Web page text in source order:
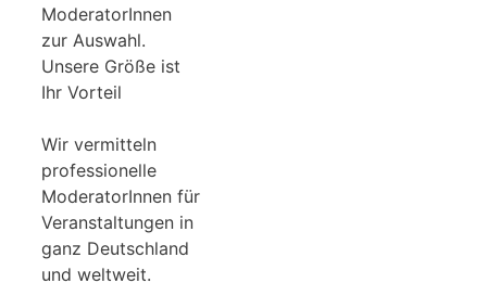
ModeratorInnen
zur Auswahl.
Unsere Größe ist
Ihr Vorteil
Wir vermitteln
professionelle
ModeratorInnen für
Veranstaltungen in
ganz Deutschland
und weltweit.